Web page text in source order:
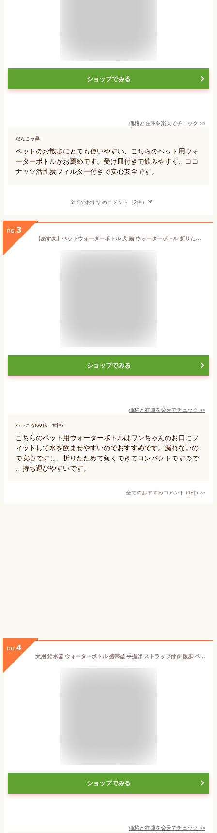
ショップでみる
価格と在庫を楽天でチェック >>
だんごっ鼻
ペットのお散歩にとても使いやすい、こちらのペット用ウォ
ーターボトルがお薦めです。受け皿付きで飲みやすく、ココ
ナッツ活性炭フィルター付きで安心安全です。
全てのおすすめコメント（2件）
no. 3
【あす楽】ペットウォーターボトル 犬 猫 ウォーターボトル 折りたたみ 水筒 給水器 アウトドア お出かけ 熱中症予防 散歩 外出 ドライブ 旅 トリーツケース付き 持ち運び 漏れ防止 Petifam 折りたたみポータブルウォーターボトル 280ml ホワイト ピンク ブルー
ショップでみる
価格と在庫を楽天でチェック >>
ろっころ(60代・女性)
こちらのペット用ウォーターボトルはワンちゃんのお口にフ
ィットして水を飲ませやすいのでおすすめです。漏れないの
で安心ですし、折りたためて短くできてコンパクトですので
、持ち運びやすいです。
全てのおすすめコメント (1件) >
no. 4
犬用 給水器 ウォーターボトル 携帯型 手提げ ストラップ付き 散歩 ペットボトル可 送料無料
ショップでみる
価格と在庫を楽天でチェック >>